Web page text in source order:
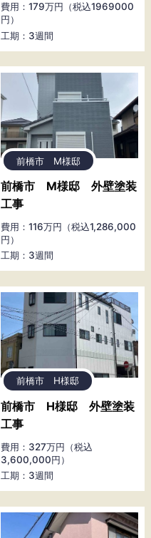
費用：179万円（税込1969000
円）
工期：3週間
前橋市 M様邸
前橋市 M様邸 外壁塗装
工事
費用：116万円（税込1,286,000
円）
工期：3週間
前橋市 H様邸
前橋市 H様邸 外壁塗装
工事
費用：327万円（税込
3,600,000円）
工期：3週間